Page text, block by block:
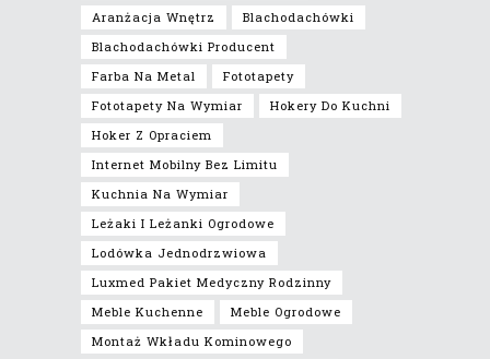
Aranżacja Wnętrz
Blachodachówki
Blachodachówki Producent
Farba Na Metal
Fototapety
Fototapety Na Wymiar
Hokery Do Kuchni
Hoker Z Opraciem
Internet Mobilny Bez Limitu
Kuchnia Na Wymiar
Leżaki I Leżanki Ogrodowe
Lodówka Jednodrzwiowa
Luxmed Pakiet Medyczny Rodzinny
Meble Kuchenne
Meble Ogrodowe
Montaż Wkładu Kominowego